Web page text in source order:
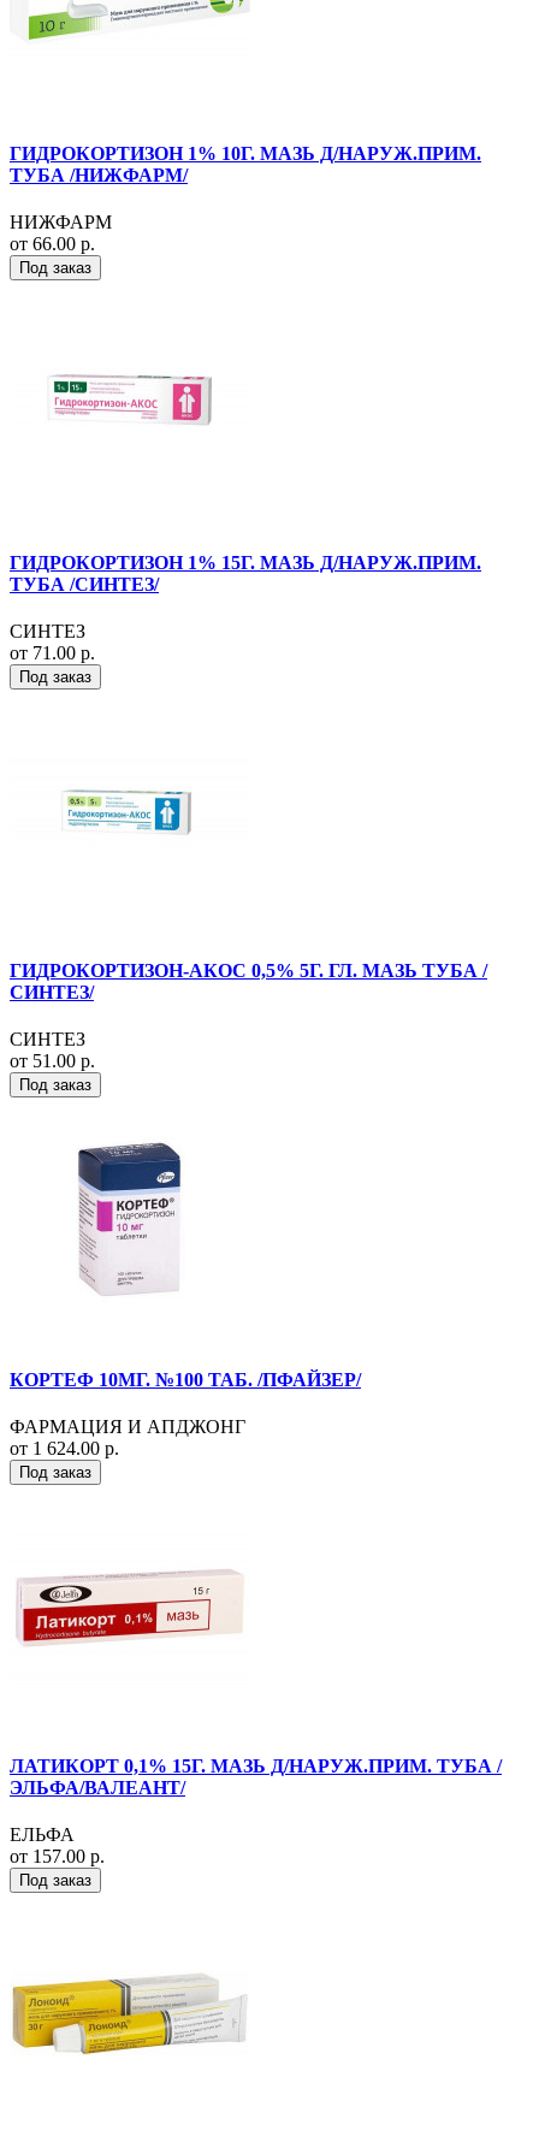
ГИДРОКОРТИЗОН 1% 10Г. МАЗЬ Д/НАРУЖ.ПРИМ.
ТУБА /НИЖФАРМ/
НИЖФАРМ
от 66.00 р.
Под заказ
ГИДРОКОРТИЗОН 1% 15Г. МАЗЬ Д/НАРУЖ.ПРИМ.
ТУБА /СИНТЕЗ/
СИНТЕЗ
от 71.00 р.
Под заказ
ГИДРОКОРТИЗОН-АКОС 0,5% 5Г. ГЛ. МАЗЬ ТУБА /
СИНТЕЗ/
СИНТЕЗ
от 51.00 р.
Под заказ
КОРТЕФ 10МГ. №100 ТАБ. /ПФАЙЗЕР/
ФАРМАЦИЯ И АПДЖОНГ
от 1 624.00 р.
Под заказ
ЛАТИКОРТ 0,1% 15Г. МАЗЬ Д/НАРУЖ.ПРИМ. ТУБА /
ЭЛЬФА/ВАЛЕАНТ/
ЕЛЬФА
от 157.00 р.
Под заказ